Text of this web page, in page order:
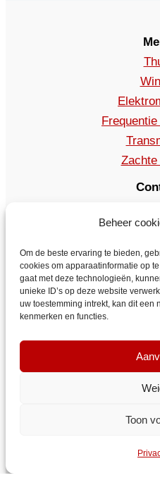
Beheer
Om de beste ervaring te bieden,
cookies om apparaatinformatie op
gaat met deze technologieën,
unieke ID’s op deze website
uw toestemming intrekt, kan dit een
kenmerken en functies.
Toon
+49